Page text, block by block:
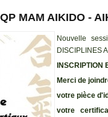
MAM AIKIDO -
Nouvelle
DISCIPLINES
INSCRIPTION
Merci de
votre pièce
votre